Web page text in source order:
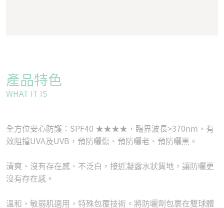
產品特色
WHAT IT IS
全方位安心防護：SPF40 ★★★★，臨界波長>370nm，有
效阻擋UVA及UVB，預防曬傷、預防曬老、預防曬黑。
清爽、沒有存在感、不泛白，接近凝露水狀質地，讓防曬更
沒有存在感。
溫和，敏弱肌適用，特殊包覆技術。將防曬劑包裹在雙球體